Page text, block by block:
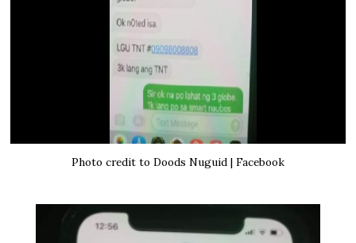
Photo credit to Doods Nuguid | Facebook